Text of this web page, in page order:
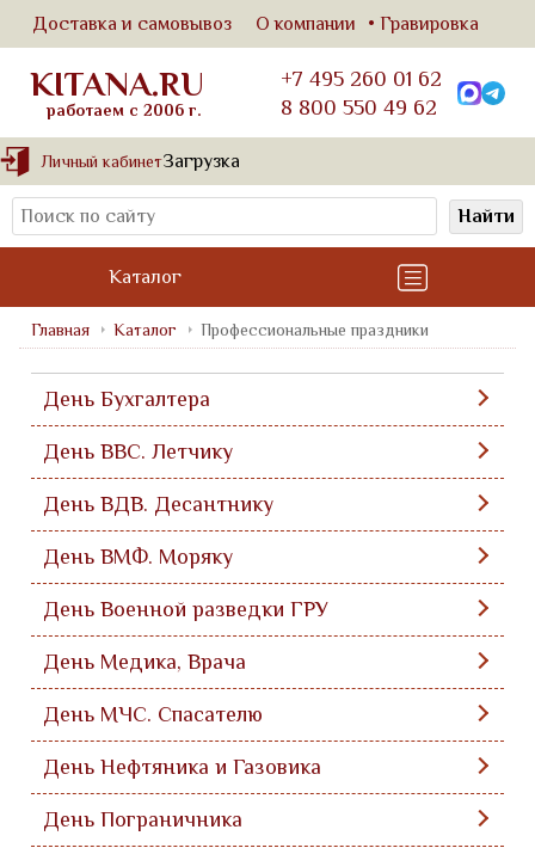
Доставка и самовывоз О компании Гравировка
KITANA.RU
работаем с 2006 г.
+7 495 260 01 62
8 800 550 49 62
Личный кабинетЗагрузка
Найти
Каталог
Главная Каталог Профессиональные праздники
День Бухгалтера
День ВВС. Летчику
День ВДВ. Десантнику
День ВМФ. Моряку
День Военной разведки ГРУ
День Медика, Врача
День МЧС. Спасателю
День Нефтяника и Газовика
День Пограничника